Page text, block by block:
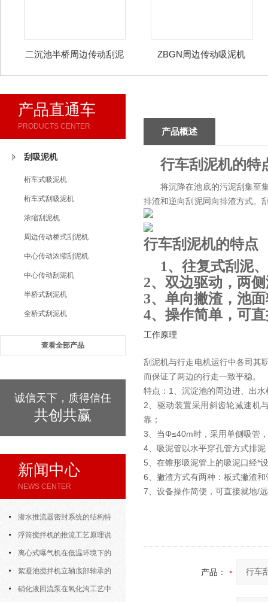
二沉池半桥周边传动刮泥
ZBGN周边传动吸泥机
产品直通车
PRODUCTS CENTER
刮吸泥机
桁车式吸泥机
桁车式刮吸泥机
浓缩刮泥机
周边传动桥式刮泥机
中心传动浓缩刮泥机
中心传动刮泥机
半桥式刮泥机
全桥式刮泥机
查看全部产品
诚信天下，质得信任
共创共赢
新闻中心
NEWS CENTER
潜水推流器密封系统的结构特
点与渗漏故障处理
浮筒搅拌机的推流工艺原理说
明 离心式曝气机在低温环境下的
运行特性与防冻措施
絮凝池搅拌机立轴底部轴承的
密封防水与免维护设计
硝化液回流泵在氧化沟工艺中
产品概述
行车刮泥机的特
将沉降在池底的污泥刮集至
排渣和逆向刮泥同向排渣方式。
行车刮泥机的特点
1、往复式刮泥
2、双边驱动，两
3、单向撇渣，池
4、操作简单，可
工作原理
刮泥机与行走电机运行中各司其
而保证了两边的行走一致平稳。
特点：1、沉淀池的周边进、出
2、驱动装置采用斜齿轮减速机
靠；
3、当Φ≤40m时，采用单侧吸管
4、吸泥管以水平穿孔管方式排
5、在锥形吸泥管上的吸泥口经*
6、撇渣方式有两种：板式撇渣和
7、设备操作简便，可直接就地/
产品：